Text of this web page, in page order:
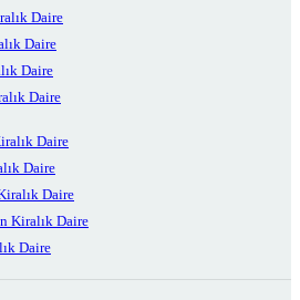
Daire
Daire
Daire
Daire
Daire
Daire
Daire
Kiralık Daire
Daire